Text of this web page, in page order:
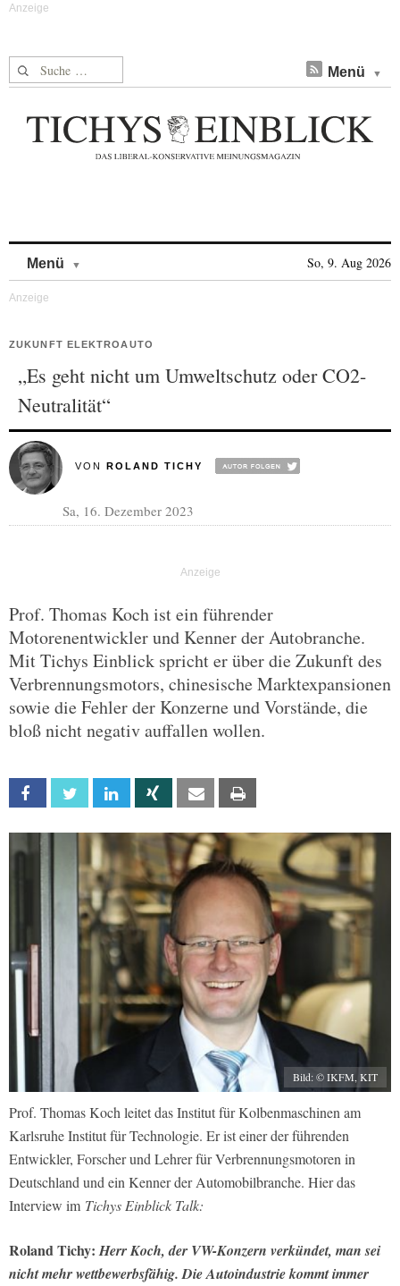
Suche nach: Menü
Menü So, 9. Aug 2026
ZUKUNFT ELEKTROAUTO
„Es geht nicht um Umweltschutz oder CO2-
Neutralität“
VON ROLAND TICHY
Sa, 16. Dezember 2023
Prof. Thomas Koch ist ein führender
Motorenentwickler und Kenner der Autobranche.
Mit Tichys Einblick spricht er über die Zukunft des
Verbrennungsmotors, chinesische Marktexpansionen
sowie die Fehler der Konzerne und Vorstände, die
bloß nicht negativ auffallen wollen.
Facebook Twitter Linkedin Xing Email
Bild: © IKFM, KIT
Prof. Thomas Koch leitet das Institut für Kolbenmaschinen am
Karlsruhe Institut für Technologie. Er ist einer der führenden
Entwickler, Forscher und Lehrer für Verbrennungsmotoren in
Deutschland und ein Kenner der Automobilbranche. Hier das
Interview im Tichys Einblick Talk:
Roland Tichy:Herr Koch, der VW-Konzern verkündet, man sei
nicht mehr wettbewerbsfähig. Die Autoindustrie kommt immer